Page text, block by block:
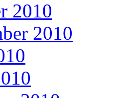
2010
2010